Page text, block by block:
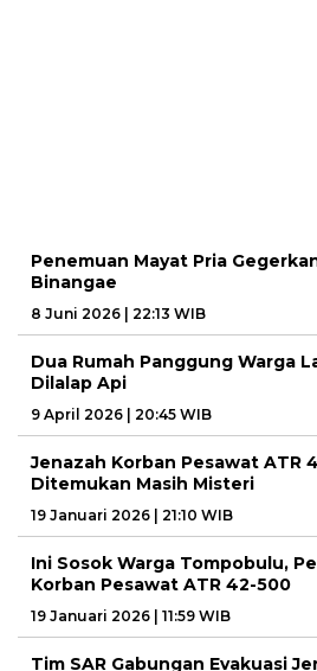
Penemuan Mayat Pria
Binangae
8 Juni 2026 | 22:13 WIB
Dua Rumah Panggung Warga
Dilalap Api
9 April 2026 | 20:45 WIB
Jenazah Korban Pesawat ATR
Ditemukan Masih Misteri
19 Januari 2026 | 21:10 WIB
Ini Sosok Warga Tompobulu,
Korban Pesawat ATR 42-500
19 Januari 2026 | 11:59 WIB
Tim SAR Gabungan Evakuasi